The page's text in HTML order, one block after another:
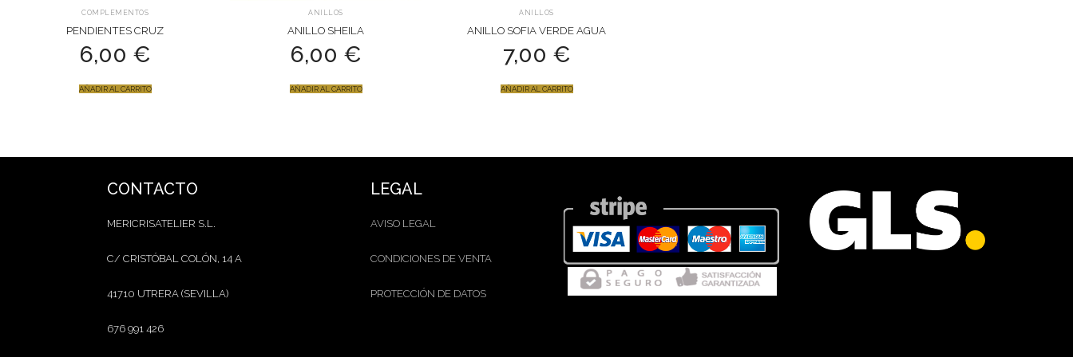
COMPLEMENTOS
PENDIENTES CRUZ
6,00 €
AÑADIR AL CARRITO
ANILLOS
ANILLO SHEILA
6,00 €
AÑADIR AL CARRITO
ANILLOS
ANILLO SOFIA VERDE AGUA
7,00 €
AÑADIR AL CARRITO
CONTACTO
MERICRISATELIER S.L.
C/ CRISTÓBAL COLÓN, 14 A
41710 UTRERA (SEVILLA)
676 991 426
LEGAL
AVISO LEGAL
CONDICIONES DE VENTA
PROTECCIÓN DE DATOS